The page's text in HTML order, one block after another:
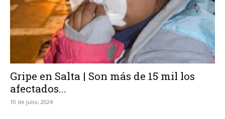
Gripe en Salta | Son más de 15 mil los
afectados...
10 de julio, 2024